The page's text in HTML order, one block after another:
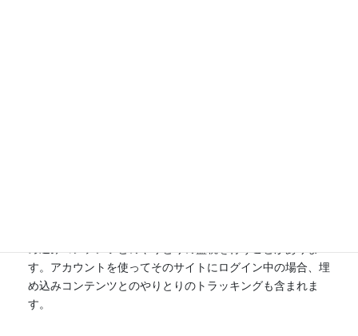
め込みコンテンツとのやりとりの監視を行うことがありま
す。アカウントを使ってそのサイトにログイン中の場合、埋
め込みコンテンツとのやりとりのトラッキングも含まれま
す。